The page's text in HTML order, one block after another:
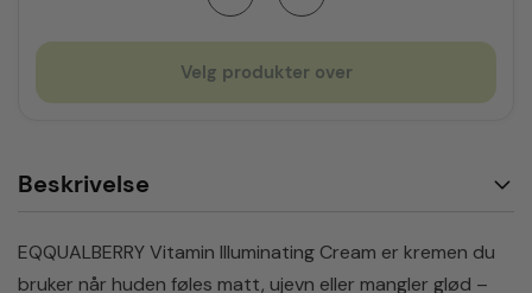
Velg produkter over
Beskrivelse
EQQUALBERRY Vitamin Illuminating Cream er kremen du
bruker når huden føles matt, ujevn eller mangler glød –